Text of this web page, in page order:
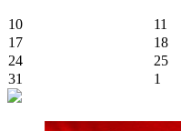
10 11
17
18
24
25
31
1